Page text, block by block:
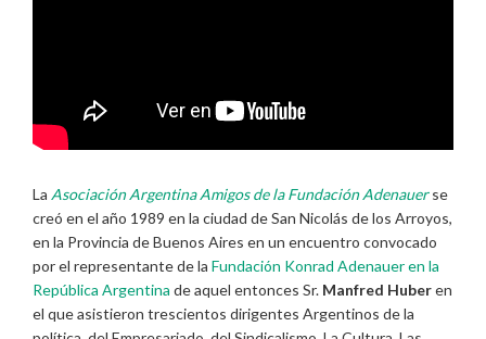
La Asociación Argentina Amigos de la Fundación Adenauerse
creó en el año 1989 en la ciudad de San Nicolás de los Arroyos,
en la Provincia de Buenos Aires en un encuentro convocado
por el representante de la Fundación Konrad Adenauer en la
República Argentina de aquel entonces Sr. Manfred Huberen
el que asistieron trescientos dirigentes Argentinos de la